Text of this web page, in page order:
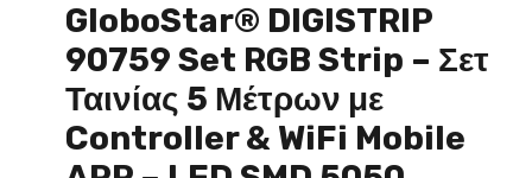
GloboStar® DIGISTRIP
90759 Set RGB Strip – Σετ
Ταινίας 5 Μέτρων με
Controller & WiFi Mobile